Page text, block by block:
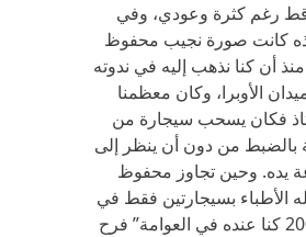
رغم كثرة وعودي، وفي
كانت صورة نجيب محفوظ
أن كنا نذهب إليه في ندوته
الأوبرا، وكان معظمنا
فكان يسحب سيجارة من
بالضبط من دون أن ينظر إلى
يده. وحين تجاوز محفوظ
الأطباء بسيجارتين فقط في
اليوم، وعام 2007 كنا عنده في العوامة” فرح